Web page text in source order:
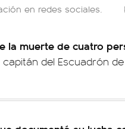
en redes sociales.
la muerte de cuatro
del Escuadrón